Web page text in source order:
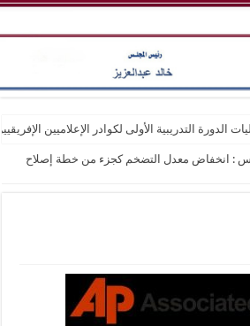
الدورة التدريبية الأولى لكوادر الإعلاميين
: انخفاض معدل التضخم كجزء من خطة إصلاح